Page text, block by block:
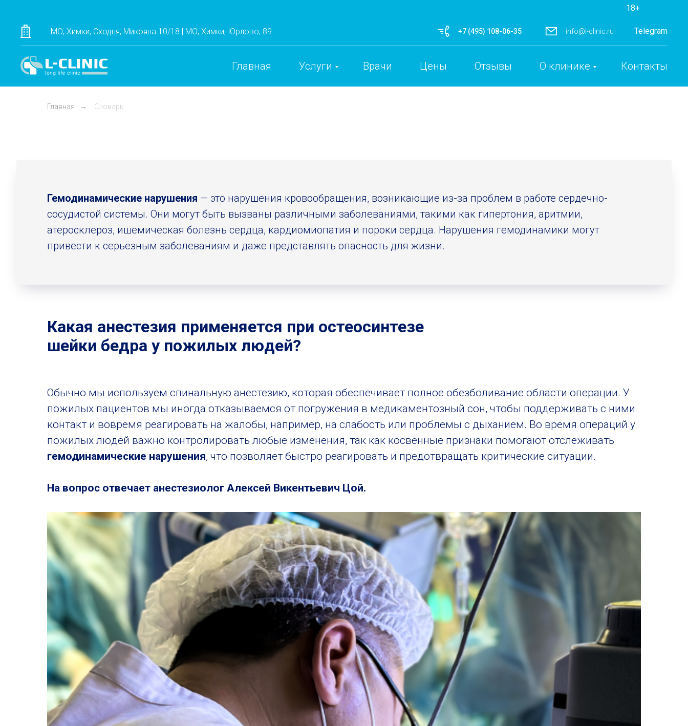
18+
МО, Химки, Сходня, Микояна 10/18 | МО, Химки, Юрлово, 89 +7 (495) 108-06-35 info@l-clinic.ru Telegram
Главная Услуги Врачи Цены Отзывы О клинике Контакты
Главная → Словарь
Гемодинамические нарушения — это нарушения кровообращения, возникающие из-за проблем в работе сердечно-
сосудистой системы. Они могут быть вызваны различными заболеваниями, такими как гипертония, аритмии,
атеросклероз, ишемическая болезнь сердца, кардиомиопатия и пороки сердца. Нарушения гемодинамики могут
привести к серьёзным заболеваниям и даже представлять опасность для жизни.
Какая анестезия применяется при остеосинтезе
шейки бедра у пожилых людей?
Обычно мы используем спинальную анестезию, которая обеспечивает полное обезболивание области операции. У
пожилых пациентов мы иногда отказываемся от погружения в медикаментозный сон, чтобы поддерживать с ними
контакт и вовремя реагировать на жалобы, например, на слабость или проблемы с дыханием. Во время операций у
пожилых людей важно контролировать любые изменения, так как косвенные признаки помогают отслеживать
гемодинамические нарушения, что позволяет быстро реагировать и предотвращать критические ситуации.
На вопрос отвечает анестезиолог Алексей Викентьевич Цой.